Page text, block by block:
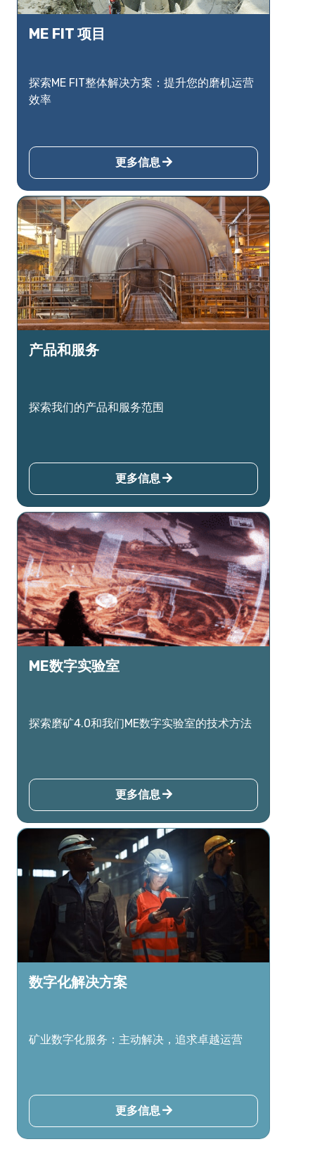
ME FIT 项目
探索ME FIT整体解决方案：提升您的磨机运营
效率
更多信息
产品和服务
探索我们的产品和服务范围
更多信息
ME数字实验室
探索磨矿4.0和我们ME数字实验室的技术方法
更多信息
数字化解决方案
矿业数字化服务：主动解决，追求卓越运营
更多信息